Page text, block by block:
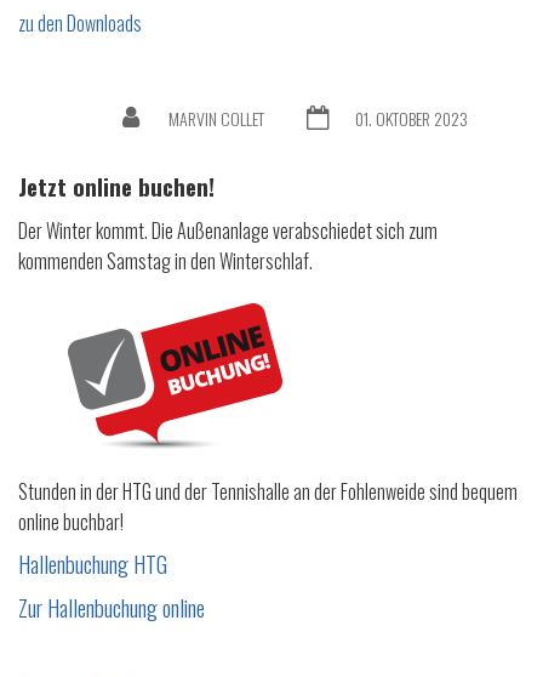
zu den Downloads
MARVIN COLLET 01. OKTOBER 2023
Jetzt online buchen!
Der Winter kommt. Die Außenanlage verabschiedet sich zum
kommenden Samstag in den Winterschlaf.
Stunden in der HTG und der Tennishalle an der Fohlenweide sind bequem
online buchbar!
Hallenbuchung HTG
Zur Hallenbuchung online